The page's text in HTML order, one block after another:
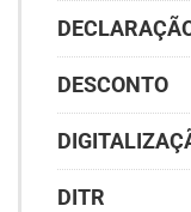
DESCONTO
DITR